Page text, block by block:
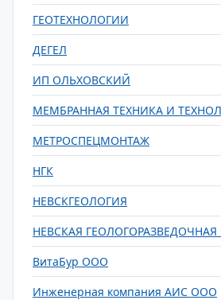
ГЕОТЕХНОЛОГИИ
ДЕГЕЛ
ИП ОЛЬХОВСКИЙ
МЕМБРАННАЯ ТЕХНИКА И
МЕТРОСПЕЦМОНТАЖ
НГК
НЕВСКГЕОЛОГИЯ
НЕВСКАЯ
ВитаБур ООО
Инженерная компания АИС ООО